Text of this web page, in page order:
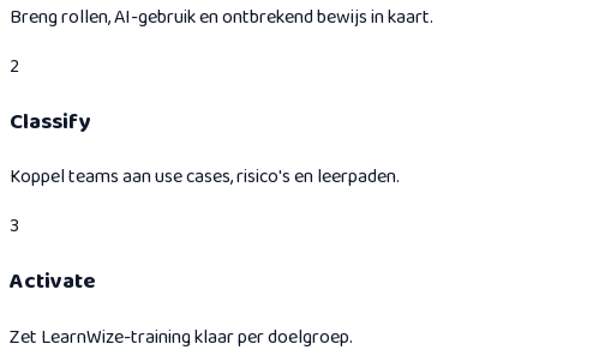
Breng rollen, AI-gebruik en ontbrekend bewijs in kaart.
2
Classify
Koppel teams aan use cases, risico's en leerpaden.
3
Activate
Zet LearnWize-training klaar per doelgroep.